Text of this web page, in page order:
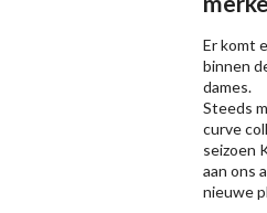
Er komt
binnen
dames.
Steeds
curve
seizoen
aan ons
nieuwe